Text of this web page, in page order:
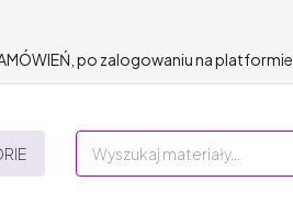
po zalogowaniu na platformie.